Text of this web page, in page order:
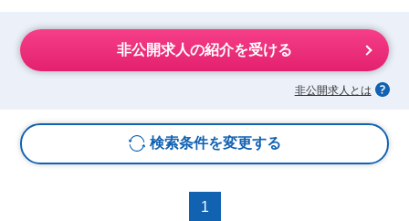
非公開求人の紹介を受ける
非公開求人とは
検索条件を変更する
1